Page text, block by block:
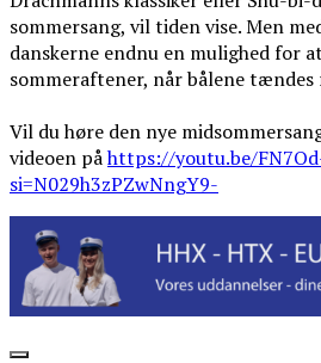
sommersang, vil tiden vise. Men
danskerne endnu en mulighed for
sommeraftener, når bålene
Vil du høre den nye
videoen påhttps://youtu.be/
si=N029h3zPZwNngY9-